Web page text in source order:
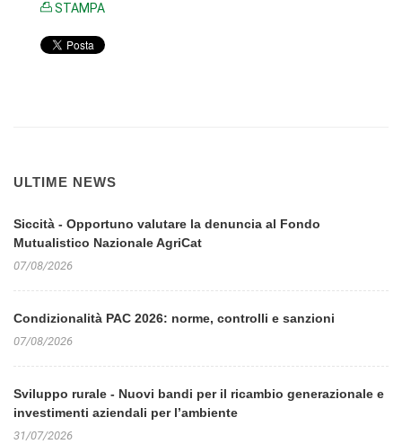
STAMPA
ULTIME NEWS
Siccità - Opportuno valutare la denuncia al Fondo
Mutualistico Nazionale AgriCat
07/08/2026
Condizionalità PAC 2026: norme, controlli e sanzioni
07/08/2026
Sviluppo rurale - Nuovi bandi per il ricambio generazionale e
investimenti aziendali per l’ambiente
31/07/2026